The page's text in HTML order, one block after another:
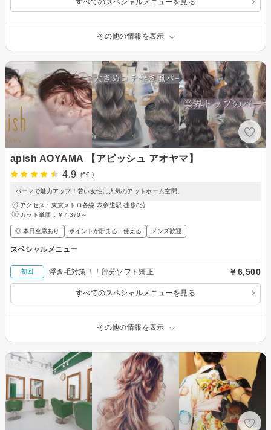
その他の情報を表示
apish AOYAMA 【アピッシュ アオヤマ】
4.9
(6件)
パーマで魅力アップ！若い女性に人気のアットホーム空間。
アクセス：東京メトロ各線 表参道駅 徒歩8分
カット単価： ￥7,370～
◎ 本日空席あり ポイントが貯まる・使える メンズ歓迎
スペシャルメニュー
初回 浮き毛対策！！部分ソフト矯正 ￥6,500
すべてのスペシャルメニューを見る
その他の情報を表示